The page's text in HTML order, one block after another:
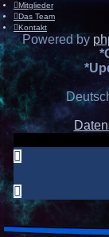
Mitglieder
Das Team
Kontakt
Powered by
*
*